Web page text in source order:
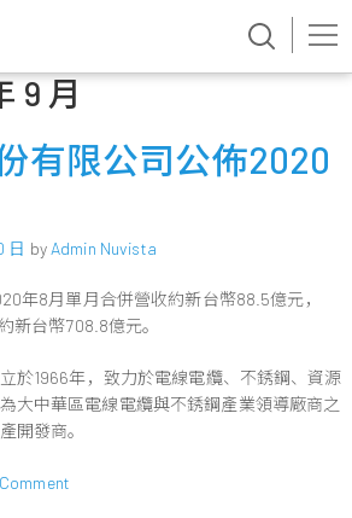
9 月
有限公司公佈2020
日 by Admin Nuvista
年8月單月合併營收約新台幣88.5億元，
新台幣708.8億元。
於1966年，致力於電線電纜、不銹鋼、資源
大中華區電線電纜與不銹鋼產業領導廠商之
開發商。
on